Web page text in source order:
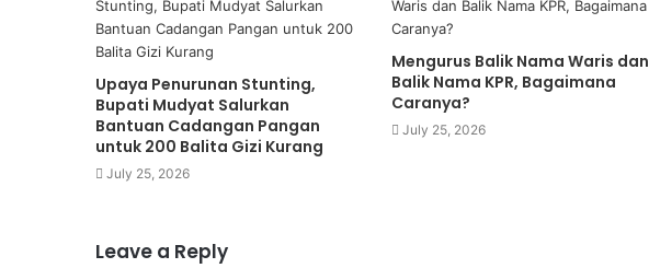
Upaya Penurunan Stunting,
Bupati Mudyat Salurkan
Bantuan Cadangan Pangan
untuk 200 Balita Gizi Kurang
July 25, 2026
Mengurus Balik Nama Waris dan
Balik Nama KPR, Bagaimana
Caranya?
July 25, 2026
Leave a Reply